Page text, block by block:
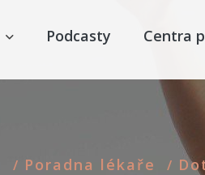
Podcasty Centra
/ Poradna lékaře /